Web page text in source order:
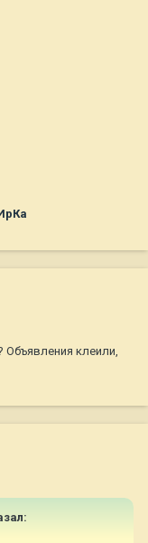
Объявления клеили,